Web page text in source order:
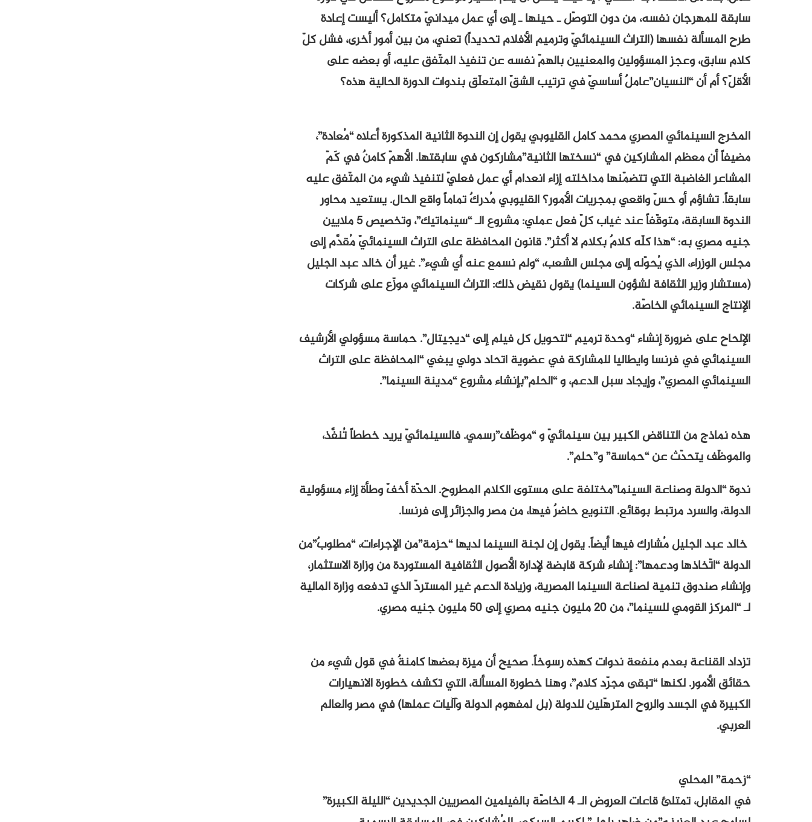
سابقة للمهرجان نفسه، من دون التوصّل ـ حينها ـ إلى أي عمل ميدانيّ متكامل؟ أليست إعادة
طرح المسألة نفسها (التراث السينمائيّ وترميم الأفلام تحديداً) تعني، من بين أمور أخرى، فشل كلّ
كلام سابق، وعجز المسؤولين والمعنيين بالهمّ نفسه عن تنفيذ المتّفق عليه، أو بعضه على
الأقلّ؟ أم أن “النسيان”عاملٌ أساسيّ في ترتيب الشقّ المتعلّق بندوات الدورة الحالية هذه؟
المخرج السينمائي المصري محمد كامل القليوبي يقول إن الندوة الثانية المذكورة أعلاه “مُعادة”،
مضيفاً أن معظم المشاركين في “نسختها الثانية”مشاركون في سابقتها. الأهمّ كامنٌ في كَمّ
المشاعر الغاضبة التي تتضمّنها مداخلته إزاء انعدام أي عمل فعليّ لتنفيذ شيء من المتّفق عليه
سابقاً. تشاؤم أو حسّ واقعي بمجريات الأمور؟ القليوبي مُدركٌ تماماً واقع الحال. يستعيد محاور
الندوة السابقة، متوقّفاً عند غياب كلّ فعل عملي: مشروع الـ “سينماتيك”، وتخصيص 5 ملايين
جنيه مصري به: “هذا كلّه كلامٌ بكلام لا أكثر”. قانون المحافظة على التراث السينمائيّ مُقدَّم إلى
مجلس الوزراء، الذي يُحوّله إلى مجلس الشعب، “ولم نسمع عنه أي شيء”. غير أن خالد عبد الجليل
(مستشار وزير الثقافة لشؤون السينما) يقول نقيض ذلك: التراث السينمائي موزّع على شركات
الإنتاج السينمائي الخاصّة.
الإلحاح على ضرورة إنشاء “وحدة ترميم “لتحويل كل فيلم إلى “ديجيتال”. حماسة مسؤولي الأرشيف
السينمائي في فرنسا وايطاليا للمشاركة في عضوية اتحاد دولي يبغي “المحافظة على التراث
السينمائي المصري”، وإيجاد سبل الدعم، و “الحلم”بإنشاء مشروع “مدينة السينما”.
هذه نماذج من التناقض الكبير بين سينمائيّ و “موظّف”رسمي. فالسينمائيّ يريد خططاً تُنفَّذ،
والموظّف يتحدّث عن “حماسة” و”حلم”.
ندوة “الدولة وصناعة السينما”مختلفة على مستوى الكلام المطروح. الحدّة أخفّ وطأة إزاء مسؤولية
الدولة، والسرد مرتبط بوقائع. التنويع حاضرٌ فيها، من مصر والجزائر إلى فرنسا.
خالد عبد الجليل مُشارك فيها أيضاً. يقول إن لجنة السينما لديها “حزمة”من الإجراءات، “مطلوبٌ”من
الدولة “اتّخاذها ودعمها”: إنشاء شركة قابضة لإدارة الأصول الثقافية المستوردة من وزارة الاستثمار،
وإنشاء صندوق تنمية لصناعة السينما المصرية، وزيادة الدعم غير المستردّ الذي تدفعه وزارة المالية
لـ “المركز القومي للسينما”، من 20 مليون جنيه مصري إلى 50 مليون جنيه مصري.
تزداد القناعة بعدم منفعة ندوات كهذه رسوخاً. صحيح أن ميزة بعضها كامنةٌ في قول شيء من
حقائق الأمور. لكنها “تبقى مجرّد كلام”، وهنا خطورة المسألة، التي تكشف خطورة الانهيارات
الكبيرة في الجسد والروح المترهّلين للدولة (بل لمفهوم الدولة وآليات عملها) في مصر والعالم
العربي.
“زحمة” المحلي
في المقابل، تمتلئ قاعات العروض الـ 4 الخاصّة بالفيلمين المصريين الجديدين “الليلة الكبيرة”